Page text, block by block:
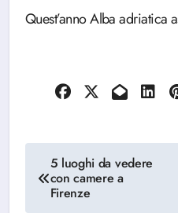
Quest’anno Alba adriatica
Navigazione
articoli
5 luoghi da vedere
con camere a
Firenze